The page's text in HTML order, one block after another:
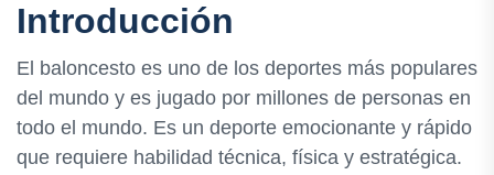
Introducción
El baloncesto es uno de los deportes más populares
del mundo y es jugado por millones de personas en
todo el mundo. Es un deporte emocionante y rápido
que requiere habilidad técnica, física y estratégica.